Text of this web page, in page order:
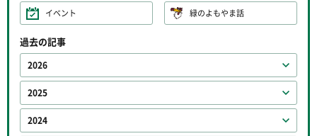
イベント 緑のよもやま話
過去の記事
2026
2025
2024